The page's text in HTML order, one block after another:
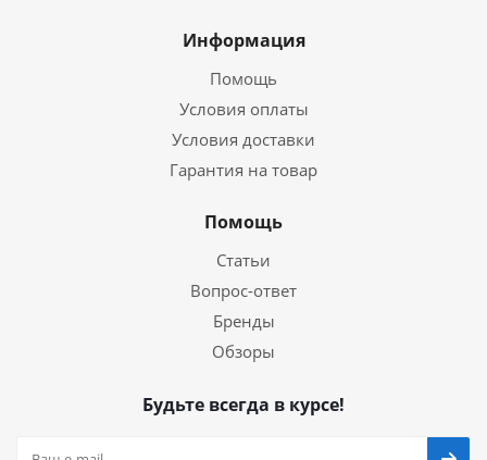
Информация
Помощь
Условия оплаты
Условия доставки
Гарантия на товар
Помощь
Статьи
Вопрос-ответ
Бренды
Обзоры
Будьте всегда в курсе!